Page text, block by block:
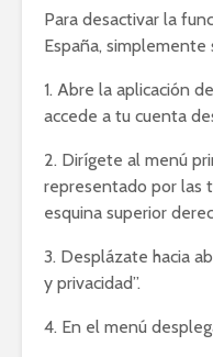
Para desactivar la
España, simplemente
1. Abre la aplicación
accede a tu cuenta
2. Dirígete al menú
representado por las
esquina superior
3. Desplázate hacia
y privacidad”.
4. En el menú